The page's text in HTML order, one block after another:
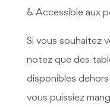
♿ Accessible aux
Si vous souhaitez
notez que des
disponibles
vous puissiez